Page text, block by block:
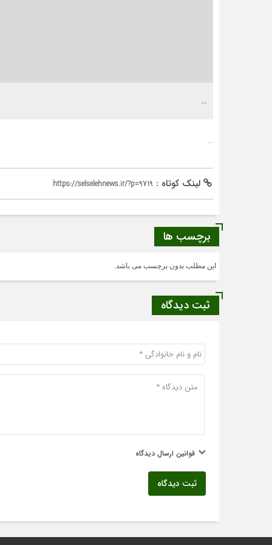
…
…
لینک کوتاه : https://selselehnews.ir/?p=9719
برچسب ها
این مطلب بدون برچسب می باشد.
ثبت دیدگاه
قوانین ارسال دیدگاه
ثبت دیدگاه